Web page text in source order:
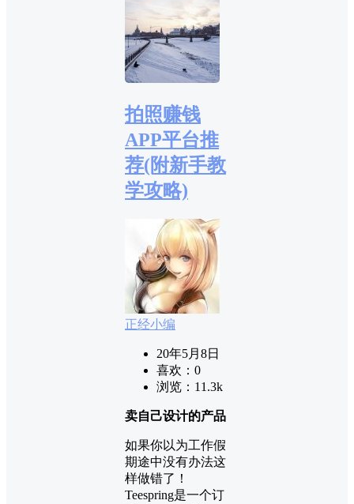
拍照赚钱
APP平台推
荐(附新手教
学攻略)
正经小编
20年5月8日
喜欢： 0
浏览： 11.3k
卖自己设计的产品
如果你以为工作假
期途中没有办法这
样做错了！
Teespring是一个订